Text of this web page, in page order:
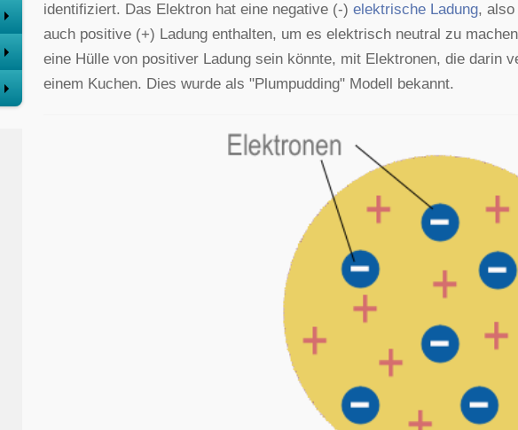
identifiziert. Das Elektron hat eine negative (-) elektrische Ladung,
auch positive (+) Ladung enthalten, um es elektrisch neutral zu
eine Hülle von positiver Ladung sein könnte, mit Elektronen, die darin
einem Kuchen. Dies wurde als "Plumpudding" Modell bekannt.